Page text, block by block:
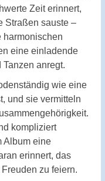
Zeit erinnert,
Straßen sauste –
harmonischen
eine einladende
anregt.
wie eine
und sie vermitteln
kompliziert
Album eine
erinnert, das
zu feiern.